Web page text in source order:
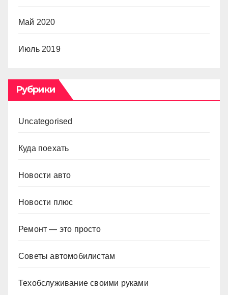
Май 2020
Июль 2019
Рубрики
Uncategorised
Куда поехать
Новости авто
Новости плюс
Ремонт — это просто
Советы автомобилистам
Техобслуживание своими руками